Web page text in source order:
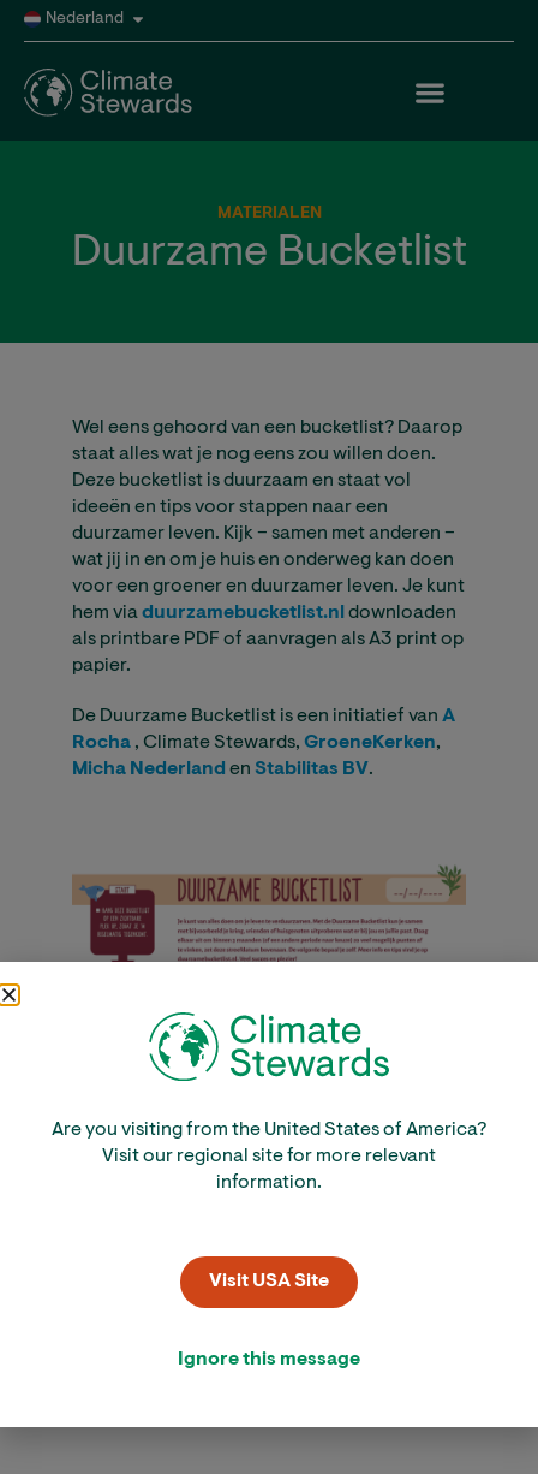
Nederland
MATERIALEN
Duurzame Bucketlist
Wel eens gehoord van een bucketlist? Daarop
staat alles wat je nog eens zou willen doen.
Deze bucketlist is duurzaam en staat vol
ideeën en tips voor stappen naar een
duurzamer leven. Kijk – samen met anderen –
wat jij in en om je huis en onderweg kan doen
voor een groener en duurzamer leven. Je kunt
hem viaduurzamebucketlist.nl downloaden
als printbare PDF of aanvragen als A3 print op
papier.
De Duurzame Bucketlist is een initiatief van A
Rocha , Climate Stewards, GroeneKerken,
Micha Nederland en Stabilitas BV.
Are you visiting from the United States of America?
Visit our regional site for more relevant
information.
Visit USA Site
Ignore this message